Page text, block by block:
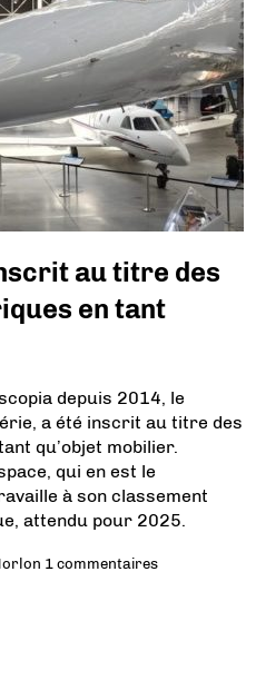
au titre des
en tant
depuis 2014, le
a été inscrit au titre des
qu’objet mobilier.
qui en est le
à son classement
attendu pour 2025.
1 commentaires